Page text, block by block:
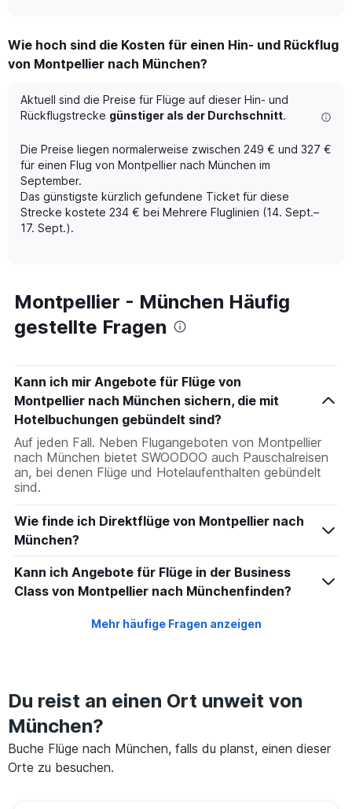
Range:
12
The
chart
has
Y
axis
displaying
values.
Range:
0
Wie hoch sind die Kosten für einen Hin- und Rückflug
von Montpellier nach München?
Aktuell sind die Preise für Flüge auf dieser Hin- und
Rückflugstrecke günstiger als der Durchschnitt.
Die Preise liegen normalerweise zwischen 249 € und 327 €
für einen Flug von Montpellier nach München im
September.
Das günstigste kürzlich gefundene Ticket für diese
Strecke kostete 234 € bei Mehrere Fluglinien (14. Sept.–
17. Sept.).
Montpellier - München Häufig
gestellte Fragen
Kann ich mir Angebote für Flüge von
Montpellier nach München sichern, die mit
Hotelbuchungen gebündelt sind?
Auf jeden Fall. Neben Flugangeboten von Montpellier
nach München bietet SWOODOO auch Pauschalreisen
an, bei denen Flüge und Hotelaufenthalten gebündelt
sind.
Wie finde ich Direktflüge von Montpellier nach
München?
Kann ich Angebote für Flüge in der Business
Class von Montpellier nach Münchenfinden?
Mehr häufige Fragen anzeigen
Du reist an einen Ort unweit von
München?
Buche Flüge nach München, falls du planst, einen dieser
Orte zu besuchen.